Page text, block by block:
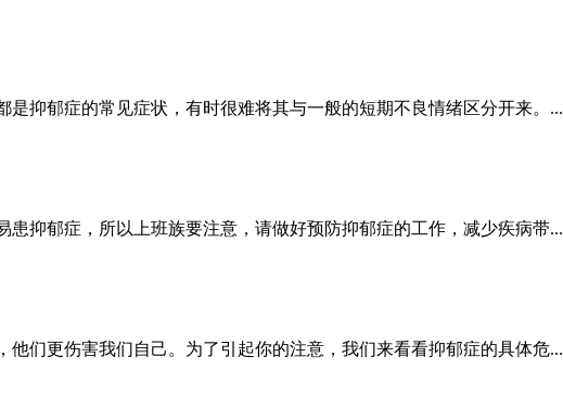
抑郁症的常见症状，有时很难将其与一般的短期不良情绪区分开来。...
抑郁症，所以上班族要注意，请做好预防抑郁症的工作，减少疾病带...
们更伤害我们自己。为了引起你的注意，我们来看看抑郁症的具体危...